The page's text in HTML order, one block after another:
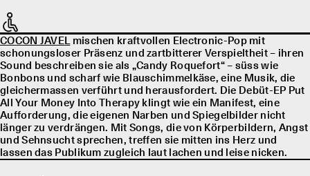
COCON JAVELmischen kraftvollen Electronic-Pop mit
schonungsloser Präsenz und zartbitterer Verspieltheit – ihren
Sound beschreiben sie als „Candy Roquefort“ – süss wie
Bonbons und scharf wie Blauschimmelkäse, eine Musik, die
gleichermassen verführt und herausfordert. Die Debüt-EP Put
All Your Money Into Therapy klingt wie ein Manifest, eine
Aufforderung, die eigenen Narben und Spiegelbilder nicht
länger zu verdrängen. Mit Songs, die von Körperbildern, Angst
und Sehnsucht sprechen, treffen sie mitten ins Herz und
lassen das Publikum zugleich laut lachen und leise nicken.